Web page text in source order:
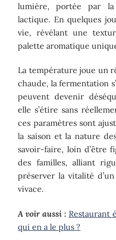
lumière, portée par
lactique. En quelques
vie, révélant une
palette aromatique
La température joue un
chaude, la fermentation
peuvent devenir
elle s’étire sans
ces paramètres sont
la saison et la nature
savoir-faire, loin d’être
des familles, alliant
préserver la vitalité
vivace.
A voir aussi : Restaurant
qui en a le plus ?